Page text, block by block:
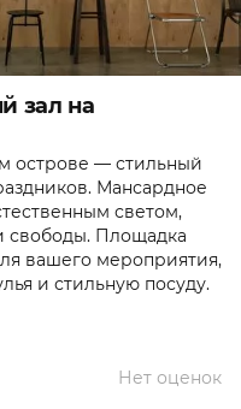
зал на
острове — стильный
Мансардное
светом,
свободы. Площадка
вашего мероприятия,
и стильную посуду.
Нет оценок